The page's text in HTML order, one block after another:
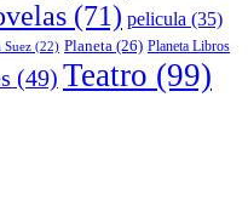
(71) pelicula (35)
Suez (22) Planeta (26) Planeta Libros
(49) Teatro (99)